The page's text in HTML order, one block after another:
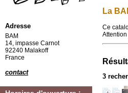
La
Ce
3
Adresse
BAM
14, impasse Carnot
92240 Malakoff
France
contact